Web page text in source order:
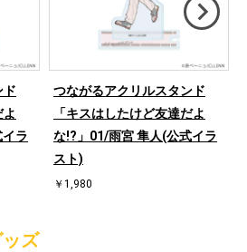
ド
よ
ラ
つながるアクリルスタンド
「キスはしたけど友達だよ
な!?」01/雨宮 隼人(公式イラ
スト)
￥1,980
ズ